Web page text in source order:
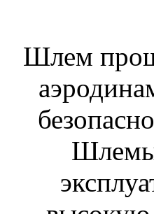
Шлем
Шлемы